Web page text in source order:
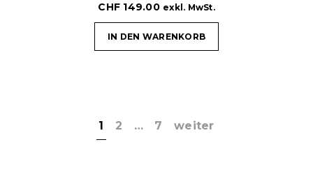
CHF 149.00 exkl. MwSt.
IN DEN WARENKORB
1 2 … 7 weiter